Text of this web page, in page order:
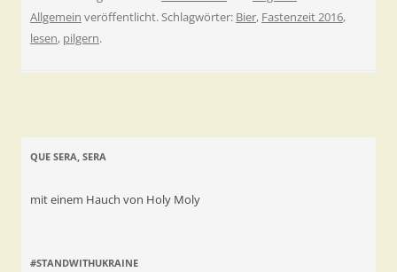
Allgemein veröffentlicht. Schlagwörter: Bier, Fastenzeit 2016,
lesen, pilgern.
QUE SERA, SERA
mit einem Hauch von Holy Moly
#STANDWITHUKRAINE